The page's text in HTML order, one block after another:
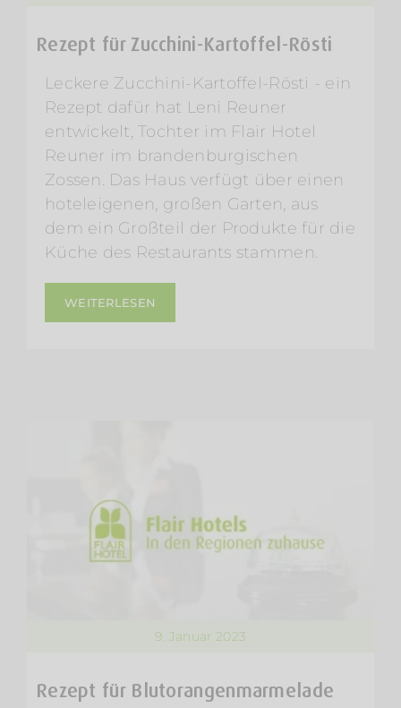
Rezept für Zucchini-Kartoffel-Rösti
Leckere Zucchini-Kartoffel-Rösti - ein
Rezept dafür hat Leni Reuner
entwickelt, Tochter im Flair Hotel
Reuner im brandenburgischen
Zossen. Das Haus verfügt über einen
hoteleigenen, großen Garten, aus
dem ein Großteil der Produkte für die
Küche des Restaurants stammen.
WEITERLESEN
9. Januar 2023
Rezept für Blutorangenmarmelade